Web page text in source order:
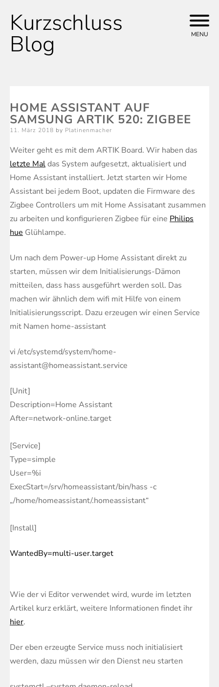
Skip
to
Kurzschluss
Blog MENU
HOME ASSISTANT AUF
SAMSUNG ARTIK 520: ZIGBEE
Posted
11. März 2018 by Platinenmacher
Weiter geht es mit dem ARTIK Board. Wir haben das
letzte Maldas System aufgesetzt, aktualisiert und
Home Assistant installiert. Jetzt starten wir Home
Assistant bei jedem Boot, updaten die Firmware des
Zigbee Controllers um mit Home Assisatant zusammen
zu arbeiten und konfigurieren Zigbee für eine Philips
hue Glühlampe.
Um nach dem Power-up Home Assistant direkt zu
starten, müssen wir dem Initialisierungs-Dämon
mitteilen, dass hass ausgeführt werden soll. Das
machen wir ähnlich dem wifi mit Hilfe von einem
Initialisierungsscript. Dazu erzeugen wir einen Service
mit Namen home-assistant
vi /etc/systemd/system/home-
assistant@homeassistant.service
[Unit]
Description=Home Assistant
After=network-online.target
[Service]
Type=simple
User=%i
ExecStart=/srv/homeassistant/bin/hass -c
„/home/homeassistant/.homeassistant“
[Install]
WantedBy=multi-user.target
Wie der vi Editor verwendet wird, wurde im letzten
Artikel kurz erklärt, weitere Informationen findet ihr
hier.
Der eben erzeugte Service muss noch initialisiert
werden, dazu müssen wir den Dienst neu starten